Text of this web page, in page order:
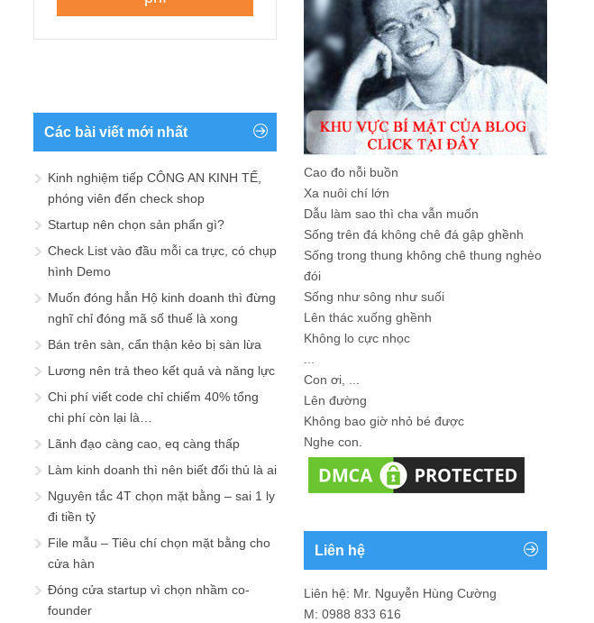
Các bài viết mới nhất
Kinh nghiệm tiếp CÔNG AN KINH TẾ,
phóng viên đến check shop
Startup nên chọn sản phẩn gì?
Check List vào đầu mỗi ca trực, có chụp
hình Demo
Muốn đóng hẳn Hộ kinh doanh thì đừng
nghĩ chỉ đóng mã số thuế là xong
Bán trên sàn, cẩn thận kẻo bị sàn lừa
Lương nên trả theo kết quả và năng lực
Chi phí viết code chỉ chiếm 40% tổng
chi phí còn lại là…
Lãnh đạo càng cao, eq càng thấp
Làm kinh doanh thì nên biết đối thủ là ai
Nguyên tắc 4T chọn mặt bằng – sai 1 ly
đi tiền tỷ
File mẫu – Tiêu chí chọn mặt bằng cho
cửa hàn
Đóng cửa startup vì chọn nhầm co-
founder
Cao đo nỗi buồn
Xa nuôi chí lớn
Dẫu làm sao thì cha vẫn muốn
Sống trên đá không chê đá gập ghềnh
Sống trong thung không chê thung nghèo
đói
Sống như sông như suối
Lên thác xuống ghềnh
Không lo cực nhọc
Con ơi, ...
Lên đường
Không bao giờ nhỏ bé được
Nghe con.
Liên hệ
Liên hệ: Mr. Nguyễn Hùng Cường
M: 0988 833 616